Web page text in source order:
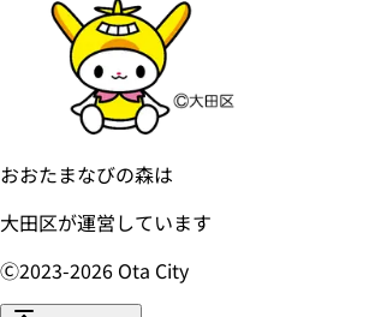
おおたまなびの森は
大田区が運営しています
Ⓒ2023-2026 Ota City